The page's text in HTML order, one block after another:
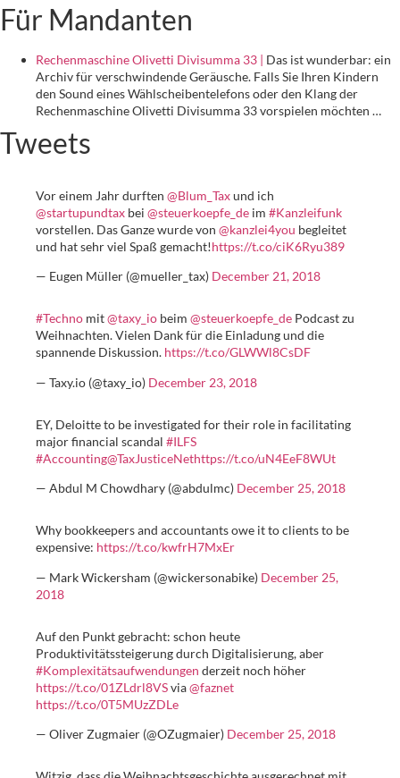
Für Mandanten
Rechenmaschine Olivetti Divisumma 33 | Das ist wunderbar: ein
Archiv für verschwindende Geräusche. Falls Sie Ihren Kindern
den Sound eines Wählscheibentelefons oder den Klang der
Rechenmaschine Olivetti Divisumma 33 vorspielen möchten …
Tweets
Vor einem Jahr durften @Blum_Taxund ich
@startupundtax bei @steuerkoepfe_de im #Kanzleifunk
vorstellen. Das Ganze wurde von @kanzlei4you begleitet
und hat sehr viel Spaß gemacht!https://t.co/ciK6Ryu389
— Eugen Müller (@mueller_tax) December 21, 2018
#Techno mit@taxy_io beim @steuerkoepfe_de Podcast zu
Weihnachten. Vielen Dank für die Einladung und die
spannende Diskussion. https://t.co/GLWWl8CsDF
— Taxy.io (@taxy_io) December 23, 2018
EY, Deloitte to be investigated for their role in facilitating
major financial scandal #ILFS
#Accounting@TaxJusticeNethttps://t.co/uN4EeF8WUt
— Abdul M Chowdhary (@abdulmc) December 25, 2018
Why bookkeepers and accountants owe it to clients to be
expensive: https://t.co/kwfrH7MxEr
— Mark Wickersham (@wickersonabike) December 25,
2018
Auf den Punkt gebracht: schon heute
Produktivitätssteigerung durch Digitalisierung, aber
#Komplexitätsaufwendungen derzeit noch höher
https://t.co/01ZLdrl8VSvia@faznet
https://t.co/0T5MUzZDLe
— Oliver Zugmaier (@OZugmaier) December 25, 2018